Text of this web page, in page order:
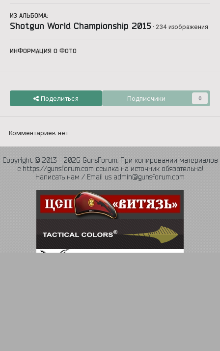
ИЗ АЛЬБОМА:
Shotgun World Championship 2015 · 234 изображения
ИНФОРМАЦИЯ О ФОТО
Поделиться Подписчики 0
Комментариев нет
Copyright © 2013 - 2026 GunsForum. При копировании материалов
с https://gunsforum.com ссылка на источник обязательна!
Написать нам / Email us admin@gunsforum.com